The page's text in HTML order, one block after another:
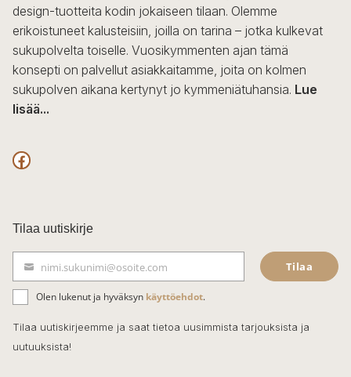
design-tuotteita kodin jokaiseen tilaan. Olemme
erikoistuneet kalusteisiin, joilla on tarina – jotka kulkevat
sukupolvelta toiselle. Vuosikymmenten ajan tämä
konsepti on palvellut asiakkaitamme, joita on kolmen
sukupolven aikana kertynyt jo kymmeniätuhansia. Lue
lisää...
F
c
e
b
o
o
k
Tilaa uutiskirje
ä
h
k
nimi.sukunimi@osoite.com Tilaa
Olen lukenut ja hyväksyn käyttöehdot.
Tilaa uutiskirjeemme ja saat tietoa uusimmista tarjouksista ja
uutuuksista!